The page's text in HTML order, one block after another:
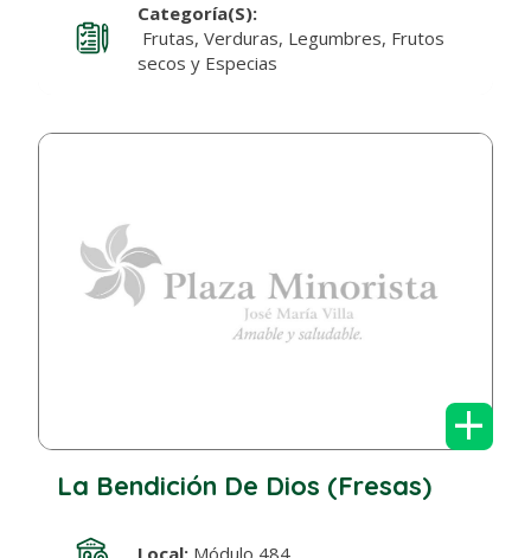
Categoría(s):
Frutas, Verduras, Legumbres, Frutos
secos y Especias
+
La Bendición De Dios (Fresas)
Local:Módulo 484